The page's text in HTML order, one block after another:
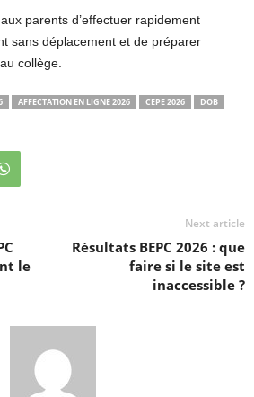
parents d’effectuer rapidement
sans déplacement et de préparer
collège.
AFFECTATION EN LIGNE 2026 CEPE 2026 DOB
le
Next article
Résultats BEPC 2026 : que
faire si le site est
inaccessible ?